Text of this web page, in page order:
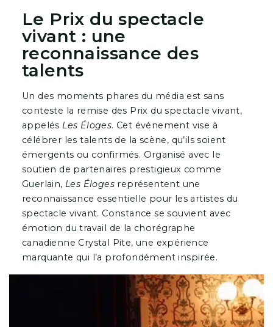
Le Prix du spectacle
vivant : une
reconnaissance des
talents
Un des moments phares du média est sans
conteste la remise des Prix du spectacle vivant,
appelés Les Éloges. Cet événement vise à
célébrer les talents de la scène, qu’ils soient
émergents ou confirmés. Organisé avec le
soutien de partenaires prestigieux comme
Guerlain, Les Élogesreprésentent une
reconnaissance essentielle pour les artistes du
spectacle vivant. Constance se souvient avec
émotion du travail de la chorégraphe
canadienne Crystal Pite, une expérience
marquante qui l’a profondément inspirée.